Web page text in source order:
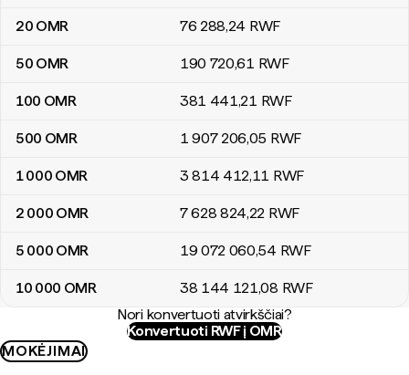
20 OMR 76 288,24 RWF
50 OMR 190 720,61 RWF
100 OMR 381 441,21 RWF
500 OMR 1 907 206,05 RWF
1 000 OMR 3 814 412,11 RWF
2 000 OMR 7 628 824,22 RWF
5 000 OMR 19 072 060,54 RWF
10 000 OMR 38 144 121,08 RWF
Nori konvertuoti atvirkščiai?
Konvertuoti RWF į OMR
MOKĖJIMAI